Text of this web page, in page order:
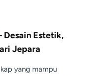
Desain Estetik,
Jepara
yang mampu